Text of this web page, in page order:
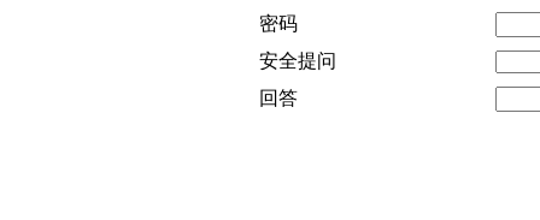
密码
安全提问
回答